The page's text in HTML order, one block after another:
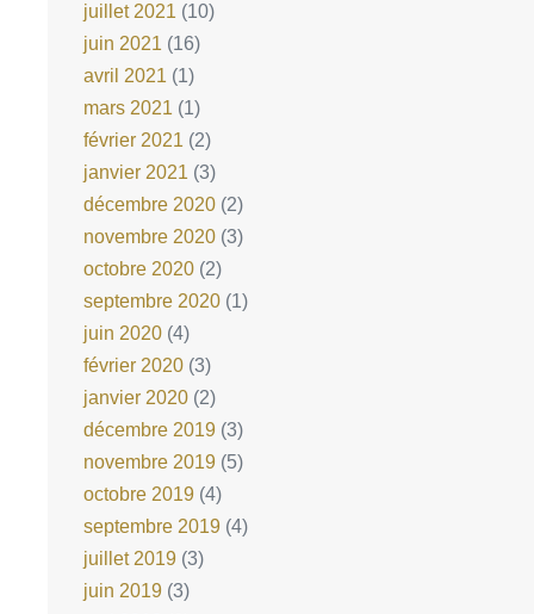
juillet 2021 (10)
juin 2021 (16)
avril 2021 (1)
mars 2021 (1)
février 2021 (2)
janvier 2021 (3)
décembre 2020 (2)
novembre 2020 (3)
octobre 2020 (2)
septembre 2020 (1)
juin 2020 (4)
février 2020 (3)
janvier 2020 (2)
décembre 2019 (3)
novembre 2019 (5)
octobre 2019 (4)
septembre 2019 (4)
juillet 2019 (3)
juin 2019 (3)